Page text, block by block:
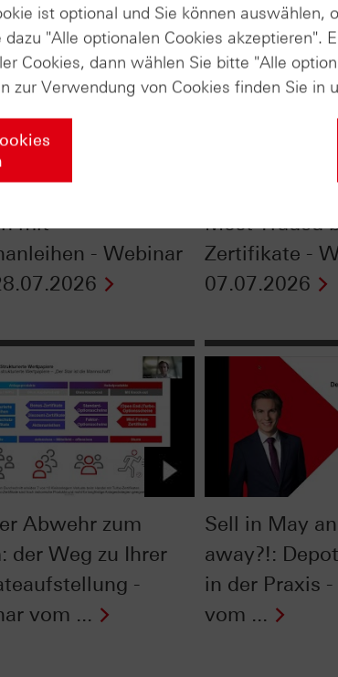
mit
- Webinar
Most Traded
Zertifikate -
07.07.2026
Abwehr zum
der Weg zu Ihrer
-
vom ...
Sell in May
away?!:
in der Praxis
vom ...
ist optional und Sie können auswählen,
"Alle optionalen Cookies akzeptieren".
Cookies, dann wählen Sie bitte "Alle
zur Verwendung von Cookies finden Sie in